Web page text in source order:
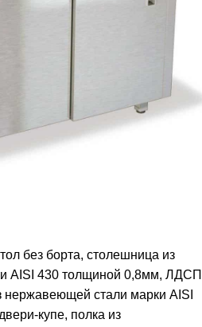
без борта, столешница из
AISI 430 толщиной 0,8мм, ЛДСП
стали марки AISI
купе, полка из